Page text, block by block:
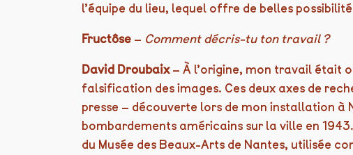
l’équipe du lieu, lequel offre de belles
Fructôse – Comment décris-tu ton travail ?
David Droubaix– À l’origine, mon travail était
falsification des images. Ces deux axes de
presse – découverte lors de mon installation à
bombardements américains sur la ville en
du Musée des Beaux-Arts de Nantes, utilisée